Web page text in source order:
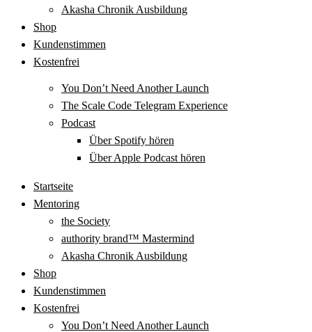
Akasha Chronik Ausbildung
Shop
Kundenstimmen
Kostenfrei
You Don’t Need Another Launch
The Scale Code Telegram Experience
Podcast
Über Spotify hören
Über Apple Podcast hören
Startseite
Mentoring
the Society
authority brand™ Mastermind
Akasha Chronik Ausbildung
Shop
Kundenstimmen
Kostenfrei
You Don’t Need Another Launch